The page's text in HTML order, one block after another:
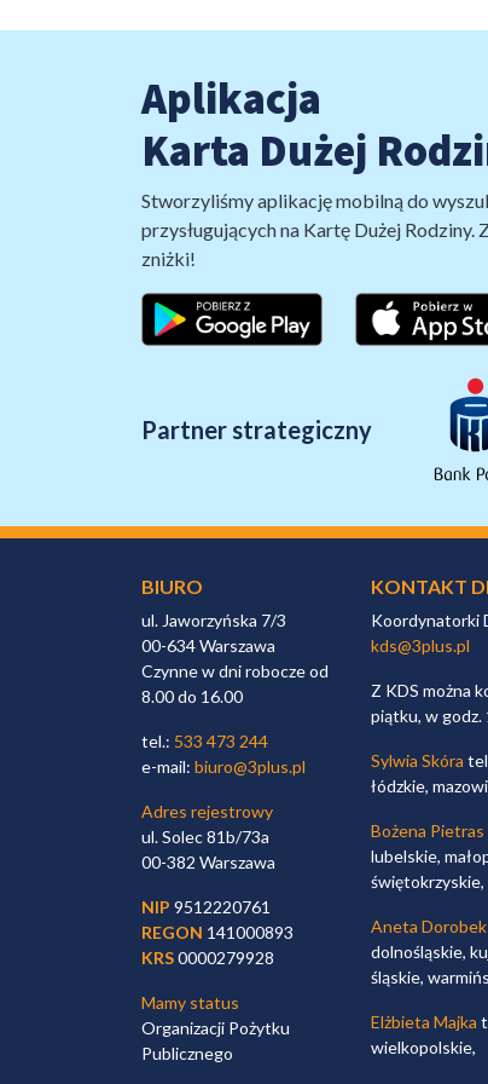
Aplikacja
Karta Dużej
Stworzyliśmy aplikację mobilną do
przysługujących na Kartę Dużej Rodziny.
zniżki!
Partner strategiczny
BIURO
ul. Jaworzyńska 7/3
00-634 Warszawa
Czynne w dni robocze od
8.00 do 16.00
tel.: 533 473 244
e-mail: biuro@3plus.pl
Adres rejestrowy
ul. Solec 81b/73a
00-382 Warszawa
NIP 9512220761
REGON 141000893
KRS0000279928
Mamy status
Organizacji Pożytku
Publicznego
KONTAKT
Koordynatorki
kds@3plus.pl
Z KDS można
piątku, w godz.
Sylwia Skóra
łódzkie,
Bożena Pietras
lubelskie,
świętokrzyskie,
Aneta Dorobek
dolnośląskie,
śląskie,
Elżbieta Majka
wielkopolskie,